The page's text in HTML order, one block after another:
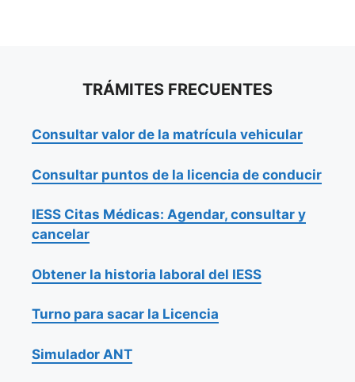
TRÁMITES FRECUENTES
Consultar valor de la matrícula vehicular
Consultar puntos de la licencia de conducir
IESS Citas Médicas: Agendar, consultar y
cancelar
Obtener la historia laboral del IESS
Turno para sacar la Licencia
Simulador ANT